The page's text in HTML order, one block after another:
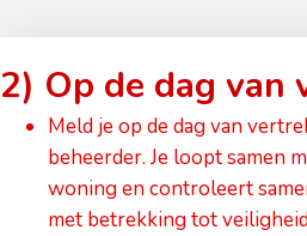
2) Op de dag van
Meld je op de dag van
beheerder. Je loopt samen
woning en controleert
met betrekking tot